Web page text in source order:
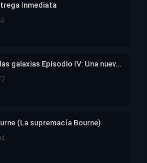
Inmediata
La guerra de las galaxias Episodio IV: Una nueva esperanza
(La supremacía Bourne)